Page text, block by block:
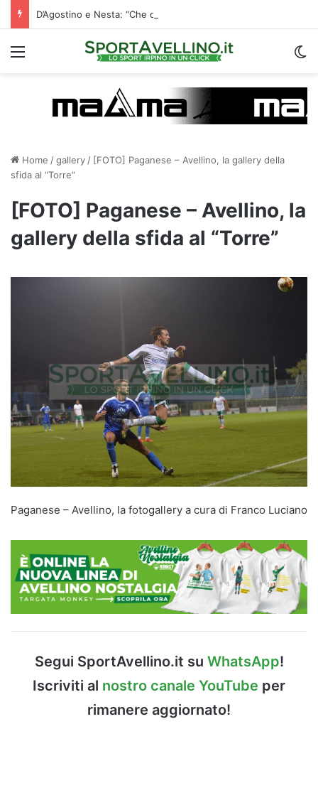
Menu
Home /gallery / [FOTO] Paganese – Avellino, la gallery della
sfida al “Torre”
[FOTO] Paganese – Avellino, la
gallery della sfida al “Torre”
Paganese – Avellino, la fotogallery a cura di Franco Luciano
Segui SportAvellino.it su WhatsApp!
Iscriviti al nostro canale YouTube per
rimanere aggiornato!